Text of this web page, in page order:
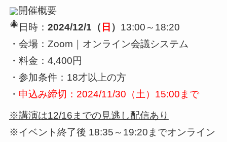
開催概要
・日時： 2024/12/1（ 日 ） 13:00～18:20
・会場：Zoom｜オンライン会議システム
・料金：4,400円
・参加条件：18才以上の方
・ 申込み締切：2024/11/30（土）15:00まで
※講演は12/16までの見逃し配信あり
※イベント終了後 18:35～19:20までオンライン